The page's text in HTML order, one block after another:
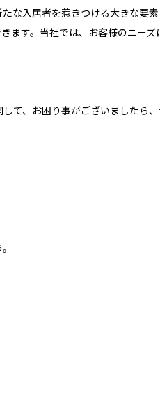
な入居者を惹きつける大きな要
ます。当社では、お客様のニー
て、お困り事がございましたら